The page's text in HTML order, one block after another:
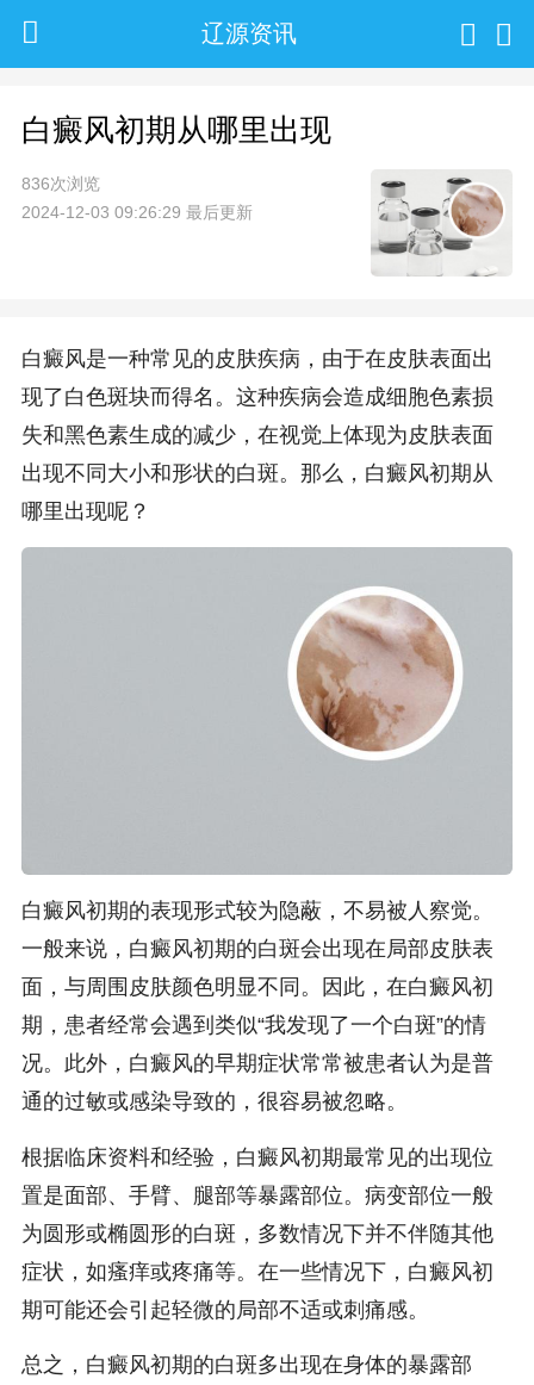
辽源资讯
白癜风初期从哪里出现
836次浏览
2024-12-03 09:26:29 最后更新
白癜风是一种常见的皮肤疾病，由于在皮肤表面出
现了白色斑块而得名。这种疾病会造成细胞色素损
失和黑色素生成的减少，在视觉上体现为皮肤表面
出现不同大小和形状的白斑。那么，白癜风初期从
哪里出现呢？
白癜风初期的表现形式较为隐蔽，不易被人察觉。
一般来说，白癜风初期的白斑会出现在局部皮肤表
面，与周围皮肤颜色明显不同。因此，在白癜风初
期，患者经常会遇到类似“我发现了一个白斑”的情
况。此外，白癜风的早期症状常常被患者认为是普
通的过敏或感染导致的，很容易被忽略。
根据临床资料和经验，白癜风初期最常见的出现位
置是面部、手臂、腿部等暴露部位。病变部位一般
为圆形或椭圆形的白斑，多数情况下并不伴随其他
症状，如瘙痒或疼痛等。在一些情况下，白癜风初
期可能还会引起轻微的局部不适或刺痛感。
总之，白癜风初期的白斑多出现在身体的暴露部